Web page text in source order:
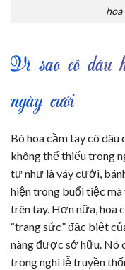
hoa
Vì sao cô dâu
ngày cưới
Bó hoa cầm tay cô
không thể thiếu trong
tự như là váy cưới,
hiện trong buổi tiệc
trên tay. Hơn nữa, hoa
“trang sức” đặc biệt
nàng được sở hữu. Nó
trong nghi lễ truyền